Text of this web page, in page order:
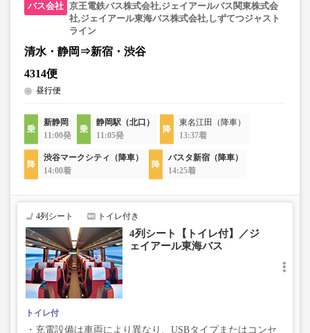
京王電鉄バス株式会社,ジェイアールバス関東株式会
社,ジェイアール東海バス株式会社,しずてつジャスト
ライン
清水・静岡⇒新宿・渋谷
4314便
昼行便
新静岡
11:00発
静岡駅（北口）
11:05発
東名江田（降車）
13:37着
渋谷マークシティ（降車）
14:00着
バスタ新宿（降車）
14:25着
4列シート トイレ付き
4列シート【トイレ付】／ジ
ェイアール東海バス
トイレ付
・充電設備は車両により異なり、USBタイプまたはコンセ